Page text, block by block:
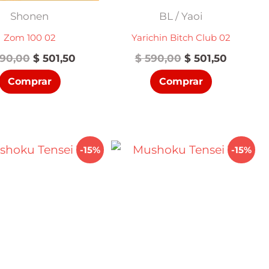
Shonen
Zom 100 02
El
precio
original
era:
$501,50El
Comprar
BL / Yaoi
Yarichin Bitch Club 02
$590,00 El
precio
original
era:
$501,50El
Comprar
-15% -15%